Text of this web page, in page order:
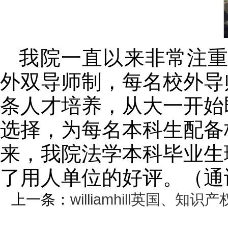
我院一直以来非常注
外双导师制，每名校外
条人才培养，从大一开
选择，为每名本科生配
来，我院法学本科毕业
了用人单位的好评。（
上一条： williamhill英国、知识产